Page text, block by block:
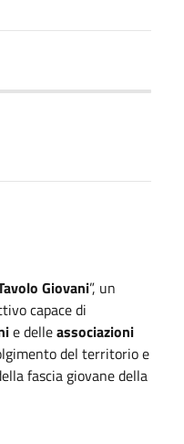
Giovani”, un
capace di
e delleassociazioni
del territorio e
fascia giovane della